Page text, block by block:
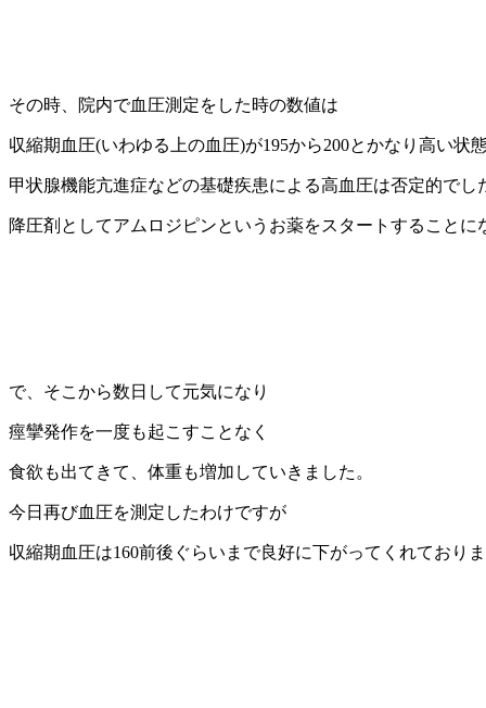
その時、院内で血圧測定をした時の数値は
収縮期血圧(いわゆる上の血圧)が195から200とかなり高い状態
甲状腺機能亢進症などの基礎疾患による高血圧は否定的でし
降圧剤としてアムロジピンというお薬をスタートすることに
で、そこから数日して元気になり
痙攣発作を一度も起こすことなく
食欲も出てきて、体重も増加していきました。
今日再び血圧を測定したわけですが
収縮期血圧は160前後ぐらいまで良好に下がってくれておりま